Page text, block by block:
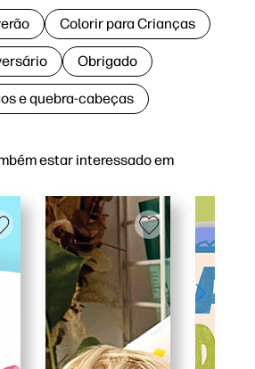
estar interessado em
Colorir para Crianças
Obrigado
e quebra-cabeças